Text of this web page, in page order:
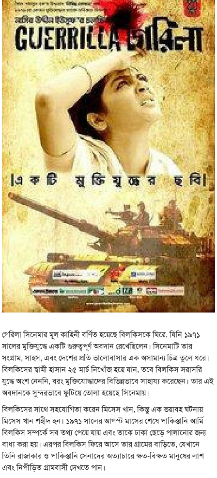
গেরিলা সিনেমার মূল কাহিনী বর্ণিত হয়েছে বিলকিসকে ঘিরে, যিনি ১৯৭১
সালের মুক্তিযুদ্ধে একটি গুরুত্বপূর্ণ অবদান রেখেছিলেন। সিনেমাটি তার
সংগ্রাম, সাহস, এবং দেশের প্রতি ভালোবাসার এক অসামান্য চিত্র তুলে ধরে।
বিলকিসের স্বামী হাসান ২৫ মার্চ নিখোঁজ হয়ে যান, তবে বিলকিস সরাসরি
যুদ্ধে অংশ নেননি, বরং মুক্তিযোদ্ধাদের বিভিন্নভাবে সাহায্য করেছেন। তার এই
অবদানকে সুন্দরভাবে ফুটিয়ে তোলা হয়েছে সিনেমায়।
বিলকিসের সাথে সহযোগিতা করেন মিসেস খান, কিন্তু এক ভয়াবহ ঘটনায়
মিসেস খান শহীদ হন। ১৯৭১ সালের আগস্ট মাসের শেষে পাকিস্তানি আর্মি
বিলকিস সম্পর্কে সব তথ্য পেয়ে যায় এবং তাকে ঢাকা ছেড়ে পালানোর জন্য
বাধ্য করা হয়। এরপর বিলকিস ফিরে আসে তার গ্রামের বাড়িতে, যেখানে
তিনি রাজাকার ও পাকিস্তানি সেনাদের অত্যাচারে ক্ষত-বিক্ষত মানুষের লাশ
এবং নিপীড়িত গ্রামবাসী দেখতে পান।